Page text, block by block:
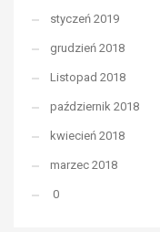
styczeń 2019
grudzień 2018
Listopad 2018
październik 2018
kwiecień 2018
marzec 2018
0